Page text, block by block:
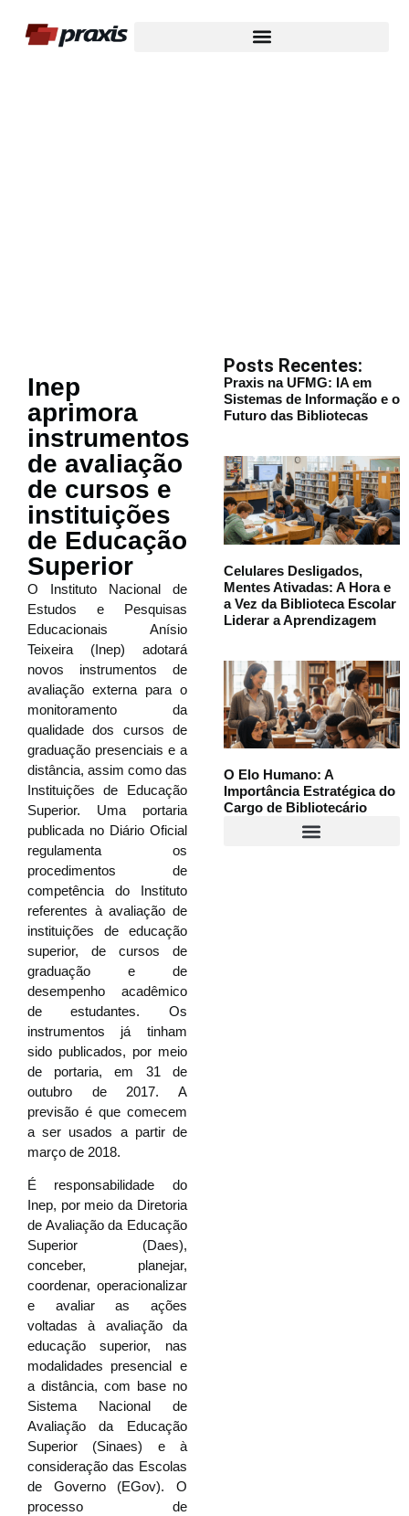
Inep
aprimora
instrumentos
de avaliação
de cursos e
instituições
de Educação
Superior
O Instituto Nacional de
Estudos e Pesquisas
Educacionais Anísio
Teixeira (Inep) adotará
novos instrumentos de
avaliação externa para o
monitoramento da
qualidade dos cursos de
graduação presenciais e a
distância, assim como das
Instituições de Educação
Superior. Uma portaria
publicada no Diário Oficial
regulamenta os
procedimentos de
competência do Instituto
referentes à avaliação de
instituições de educação
superior, de cursos de
graduação e de
desempenho acadêmico
de estudantes. Os
instrumentos já tinham
sido publicados, por meio
de portaria, em 31 de
outubro de 2017. A
previsão é que comecem
a ser usados a partir de
março de 2018.
É responsabilidade do
Inep, por meio da Diretoria
de Avaliação da Educação
Superior (Daes),
conceber, planejar,
coordenar, operacionalizar
e avaliar as ações
voltadas à avaliação da
educação superior, nas
modalidades presencial e
a distância, com base no
Sistema Nacional de
Avaliação da Educação
Superior (Sinaes) e à
consideração das Escolas
de Governo (EGov). O
processo de
Posts Recentes:
Praxis na UFMG: IA em
Sistemas de Informação e o
Futuro das Bibliotecas
Celulares Desligados,
Mentes Ativadas: A Hora e
a Vez da Biblioteca Escolar
Liderar a Aprendizagem
O Elo Humano: A
Importância Estratégica do
Cargo de Bibliotecário